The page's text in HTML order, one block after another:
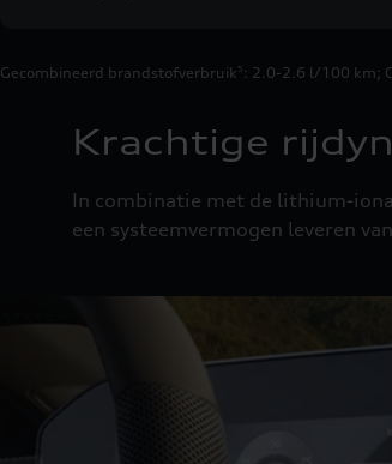
Gecombineerd brandstofverbruik 5 : 2.0-2.6 l/100 km;
Krachtige
In combinatie met de lithium-
een systeemvermogen leveren